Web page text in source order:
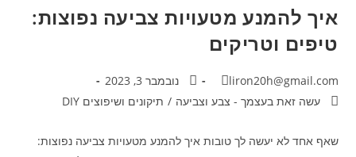
איך להמנע מטעויות צביעה נפוצות:
טיפים וטריקים
liron20h@gmail.com
נובמבר 3, 2023
עשה זאת בעצמך - צבע וצביעה / תיקונים ושיפוצים DIY
שאף אחד לא יעשה לך טובות איך להמנע מטעויות צביעה נפוצות: